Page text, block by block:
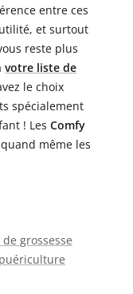
entre ces
et surtout
reste plus
votre liste de
le choix
spécialement
! Les Comfy
même les
grossesse
puériculture